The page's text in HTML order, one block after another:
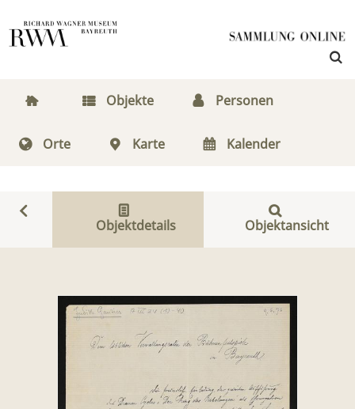
Objekte Personen
Orte Karte Kalender
Objektdetails Objektansicht